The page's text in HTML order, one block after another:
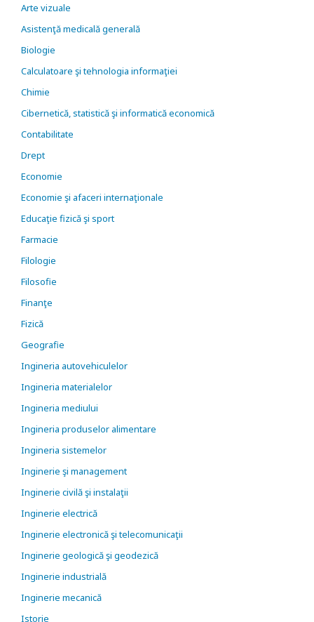
Arte vizuale
Asistenţă medicală generală
Biologie
Calculatoare şi tehnologia informaţiei
Chimie
Cibernetică, statistică şi informatică economică
Contabilitate
Drept
Economie
Economie şi afaceri internaţionale
Educaţie fizică şi sport
Farmacie
Filologie
Filosofie
Finanţe
Fizică
Geografie
Ingineria autovehiculelor
Ingineria materialelor
Ingineria mediului
Ingineria produselor alimentare
Ingineria sistemelor
Inginerie şi management
Inginerie civilă şi instalaţii
Inginerie electrică
Inginerie electronică şi telecomunicaţii
Inginerie geologică şi geodezică
Inginerie industrială
Inginerie mecanică
Istorie